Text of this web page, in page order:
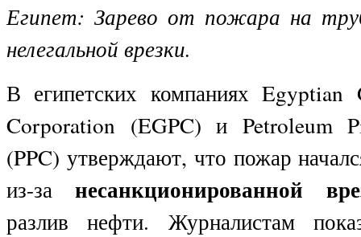
Египет: Зарево от пожара на
нелегальной врезки.
В египетских компаниях Egyptian
Corporation (EGPC) и Petroleum
(PPC) утверждают, что пожар
из-занесанкционированной
разлив нефти. Журналистам